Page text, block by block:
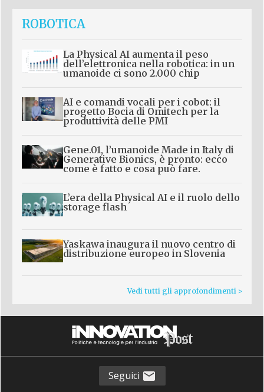
ROBOTICA
La Physical AI aumenta il peso
dell’elettronica nella robotica: in un
umanoide ci sono 2.000 chip
AI e comandi vocali per i cobot: il
progetto Bocia di Omitech per la
produttività delle PMI
Gene.01, l’umanoide Made in Italy di
Generative Bionics, è pronto: ecco
come è fatto e cosa può fare.
L’era della Physical AI e il ruolo dello
storage flash
Yaskawa inaugura il nuovo centro di
distribuzione europeo in Slovenia
Vedi tutti gli approfondimenti >
Seguici